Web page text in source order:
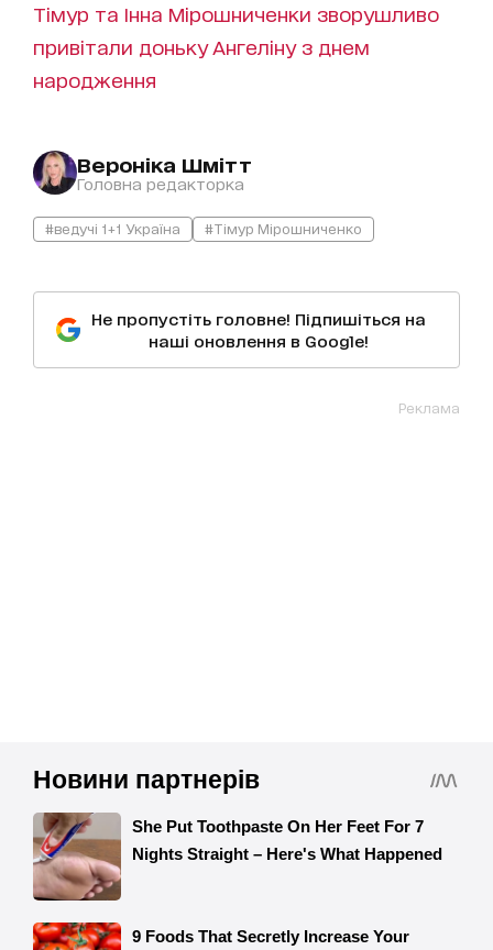
Тімур та Інна Мірошниченки зворушливо
привітали доньку Ангеліну з днем
народження
Вероніка Шмітт
Головна редакторка
#ведучі 1+1 Україна #Тімур Мірошниченко
Не пропустіть головне! Підпишіться на
наші оновлення в Google!
Реклама